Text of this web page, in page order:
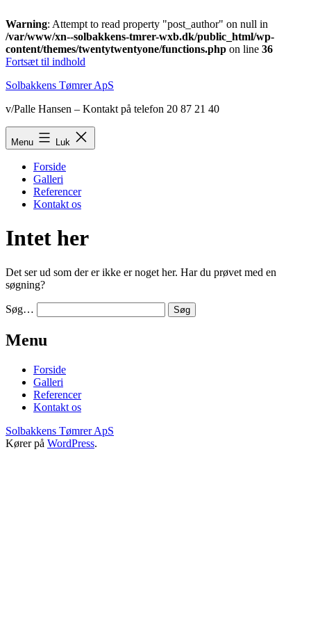
Warning: Attempt to read property "post_author" on null in
/var/www/xn--solbakkens-tmrer-wxb.dk/public_html/wp-
content/themes/twentytwentyone/functions.php on line 36
Fortsæt til indhold
Solbakkens Tømrer ApS
v/Palle Hansen – Kontakt på telefon 20 87 21 40
Menu Luk
Forside
Galleri
Referencer
Kontakt os
Intet her
Det ser ud som der er ikke er noget her. Har du prøvet med en
søgning?
Søg…
Menu
Forside
Galleri
Referencer
Kontakt os
Solbakkens Tømrer ApS
Kører på WordPress.